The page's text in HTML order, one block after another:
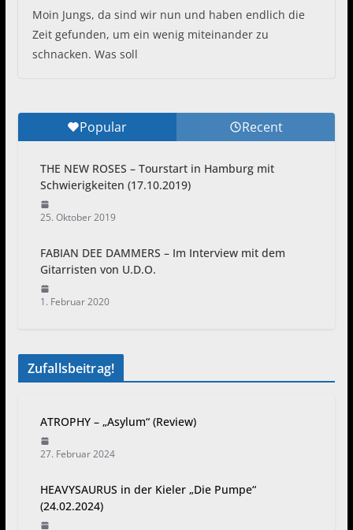
Moin Jungs, da sind wir nun und haben endlich die
Zeit gefunden, um ein wenig miteinander zu
schnacken. Was soll
Popular Recent
THE NEW ROSES – Tourstart in Hamburg mit
Schwierigkeiten (17.10.2019)
25. Oktober 2019
FABIAN DEE DAMMERS – Im Interview mit dem
Gitarristen von U.D.O.
1. Februar 2020
Zufallsbeitrag!
ATROPHY – „Asylum“ (Review)
27. Februar 2024
HEAVYSAURUS in der Kieler „Die Pumpe“
(24.02.2024)